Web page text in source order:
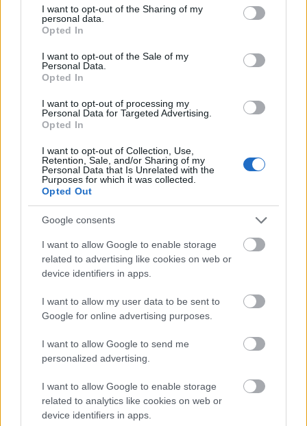
not limited to your visit or usage behaviour. You may click to
grant or deny consent to Google and its third-party tags to
use your data for below specified purposes in below Google
consent section.
I want to opt-out of the Sharing of my
personal data.
Opted In
I want to opt-out of the Sale of my
Personal Data.
Opted In
I want to opt-out of processing my
Personal Data for Targeted Advertising.
Opted In
I want to opt-out of Collection, Use,
Retention, Sale, and/or Sharing of my
Personal Data that Is Unrelated with the
Purposes for which it was collected.
Opted Out
Google consents
I want to allow Google to enable storage
related to advertising like cookies on web or
device identifiers in apps.
I want to allow my user data to be sent to
Google for online advertising purposes.
I want to allow Google to send me
personalized advertising.
I want to allow Google to enable storage
related to analytics like cookies on web or
device identifiers in apps.
Ο Ολυμπιακός ακίνδυνος δεν βρήκε λύσεις και
γκολ, έμεινε στο μηδέν με τη Ναϊμέγκεν
«Είχα για 2,5 χρόνια στον καταψύκτη τον νεκρό
της μητέρας μου», σοκαριστική ομολογία για τον
Μυστρά
«Ντου» της αστυνομίας στις φυλακές Άμφισσας
και Μαλανδρίνου, βρέθηκαν ναρκωτικά και
κινητά τηλέφωνα
22:24
Ινδονησία: Πιλότος πιάστηκε να μεταφέρει στη
βαλίτσα του πάνω από 70.000 χάπια ecstasy
Σύλληψη 46χρονου γιατί επέτρεψε σε ανήλικο
γιο του να κάνει jet ski
Δυτική Αττική: Για 5η νύχτα συνεχίζεται η μάχη
μόνο επίγειες δυνάμεις, ΒΙΝΤΕΟ
οποία ανήκει στον αποβιώσαντα 90χρονο», η
ΕΛΑΣ για τη φρίκη στον Μυστρά